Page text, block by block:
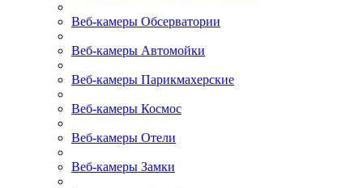
Веб-камеры Обсерватории
Веб-камеры Автомойки
Веб-камеры Парикмахерские
Веб-камеры Космос
Веб-камеры Отели
Веб-камеры Замки